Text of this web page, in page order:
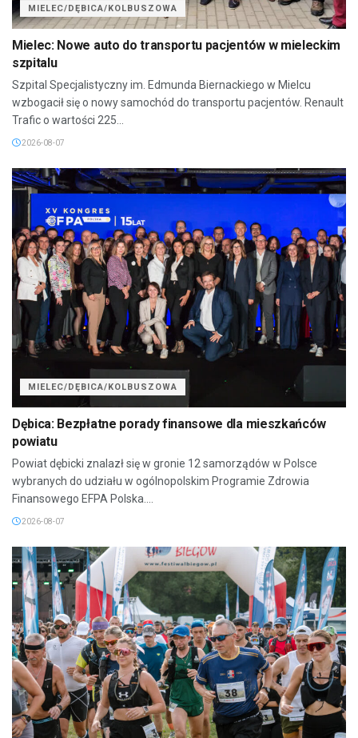
MIELEC/DĘBICA/KOLBUSZOWA
Mielec: Nowe auto do transportu pacjentów w mieleckim
szpitalu
Szpital Specjalistyczny im. Edmunda Biernackiego w Mielcu
wzbogacił się o nowy samochód do transportu pacjentów. Renault
Trafic o wartości 225...
2026-08-07
MIELEC/DĘBICA/KOLBUSZOWA
Dębica: Bezpłatne porady finansowe dla mieszkańców
powiatu
Powiat dębicki znalazł się w gronie 12 samorządów w Polsce
wybranych do udziału w ogólnopolskim Programie Zdrowia
Finansowego EFPA Polska....
2026-08-07